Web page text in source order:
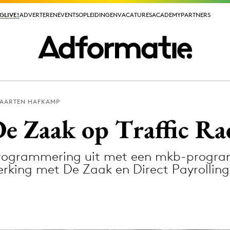
ADVERTERENEVENTSOPLEIDINGENVACATURESACADEMYPARTNERS
ADVERTERENEVENTSOPLEIDINGENVACATURESACADEMYPARTNERS
HAFKAMP
Zaak op Traffic
uit met een mkb-
met De Zaak en Direct